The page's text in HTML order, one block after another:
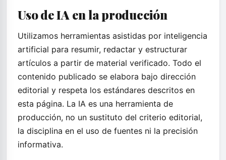
Uso de IA en la producción
Utilizamos herramientas asistidas por inteligencia
artificial para resumir, redactar y estructurar
artículos a partir de material verificado. Todo el
contenido publicado se elabora bajo dirección
editorial y respeta los estándares descritos en
esta página. La IA es una herramienta de
producción, no un sustituto del criterio editorial,
la disciplina en el uso de fuentes ni la precisión
informativa.